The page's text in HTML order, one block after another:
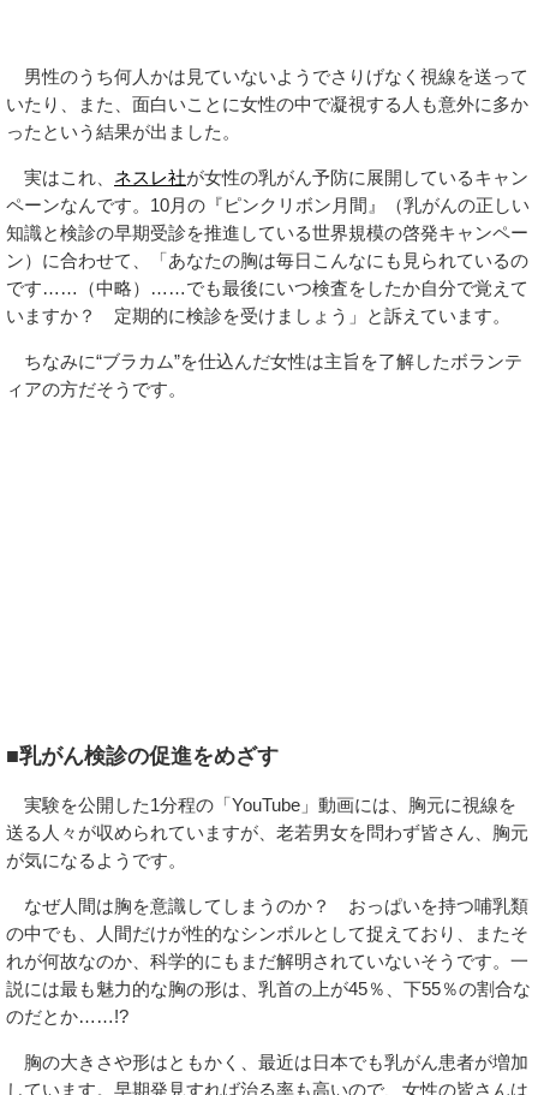
男性のうち何人かは見ていないようでさりげなく視線を送って
いたり、また、面白いことに女性の中で凝視する人も意外に多か
ったという結果が出ました。
実はこれ、 ネスレ社が女性の乳がん予防に展開しているキャン
ペーンなんです。10月の『ピンクリボン月間』（乳がんの正しい
知識と検診の早期受診を推進している世界規模の啓発キャンペー
ン）に合わせて、「あなたの胸は毎日こんなにも見られているの
です……（中略）……でも最後にいつ検査をしたか自分で覚えて
いますか？ 定期的に検診を受けましょう」と訴えています。
ちなみに“ブラカム”を仕込んだ女性は主旨を了解したボランテ
ィアの方だそうです。
■乳がん検診の促進をめざす
実験を公開した1分程の「YouTube」動画には、胸元に視線を
送る人々が収められていますが、老若男女を問わず皆さん、胸元
が気になるようです。
なぜ人間は胸を意識してしまうのか？ おっぱいを持つ哺乳類
の中でも、人間だけが性的なシンボルとして捉えており、またそ
れが何故なのか、科学的にもまだ解明されていないそうです。一
説には最も魅力的な胸の形は、乳首の上が45％、下55％の割合な
のだとか……!?
胸の大きさや形はともかく、最近は日本でも乳がん患者が増加
しています。早期発見すれば治る率も高いので、女性の皆さんは